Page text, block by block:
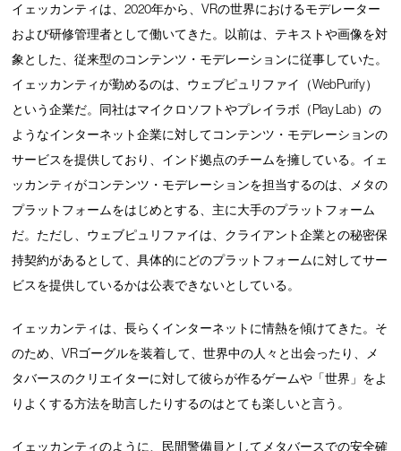
イェッカンティは、2020年から、VRの世界におけるモデレーター
および研修管理者として働いてきた。以前は、テキストや画像を対
象とした、従来型のコンテンツ・モデレーションに従事していた。
イェッカンティが勤めるのは、ウェブピュリファイ（WebPurify）
という企業だ。同社はマイクロソフトやプレイラボ（Play Lab）の
ようなインターネット企業に対してコンテンツ・モデレーションの
サービスを提供しており、インド拠点のチームを擁している。イェ
ッカンティがコンテンツ・モデレーションを担当するのは、メタの
プラットフォームをはじめとする、主に大手のプラットフォーム
だ。ただし、ウェブピュリファイは、クライアント企業との秘密保
持契約があるとして、具体的にどのプラットフォームに対してサー
ビスを提供しているかは公表できないとしている。
イェッカンティは、長らくインターネットに情熱を傾けてきた。そ
のため、VRゴーグルを装着して、世界中の人々と出会ったり、メ
タバースのクリエイターに対して彼らが作るゲームや「世界」をよ
りよくする方法を助言したりするのはとても楽しいと言う。
イェッカンティのように、民間警備員としてメタバースでの安全確